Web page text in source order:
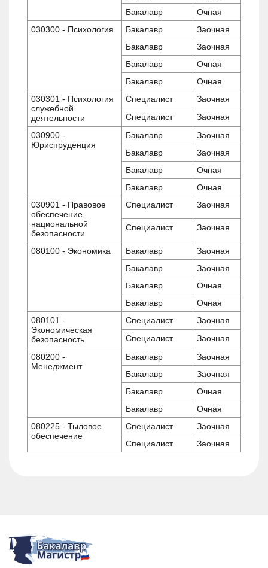
Бакалавр
Очная
030300 - Психология
Бакалавр
Заочная
Бакалавр
Заочная
Бакалавр
Очная
Бакалавр
Очная
030301 - Психология
служебной
деятельности
Специалист
Заочная
Специалист
Заочная
030900 -
Юриспруденция
Бакалавр
Заочная
Бакалавр
Заочная
Бакалавр
Очная
Бакалавр
Очная
030901 - Правовое
обеспечение
национальной
безопасности
Специалист Заочная
Специалист Заочная
080100 - Экономика Бакалавр
Заочная
Бакалавр
Заочная
Бакалавр
Очная
Бакалавр
Очная
080101 -
Экономическая
безопасность
Специалист
Заочная
Специалист
Заочная
080200 -
Менеджмент
Бакалавр
Заочная
Бакалавр
Заочная
Бакалавр
Очная
Бакалавр
Очная
080225 - Тыловое
обеспечение
Специалист
Заочная
Специалист
Заочная